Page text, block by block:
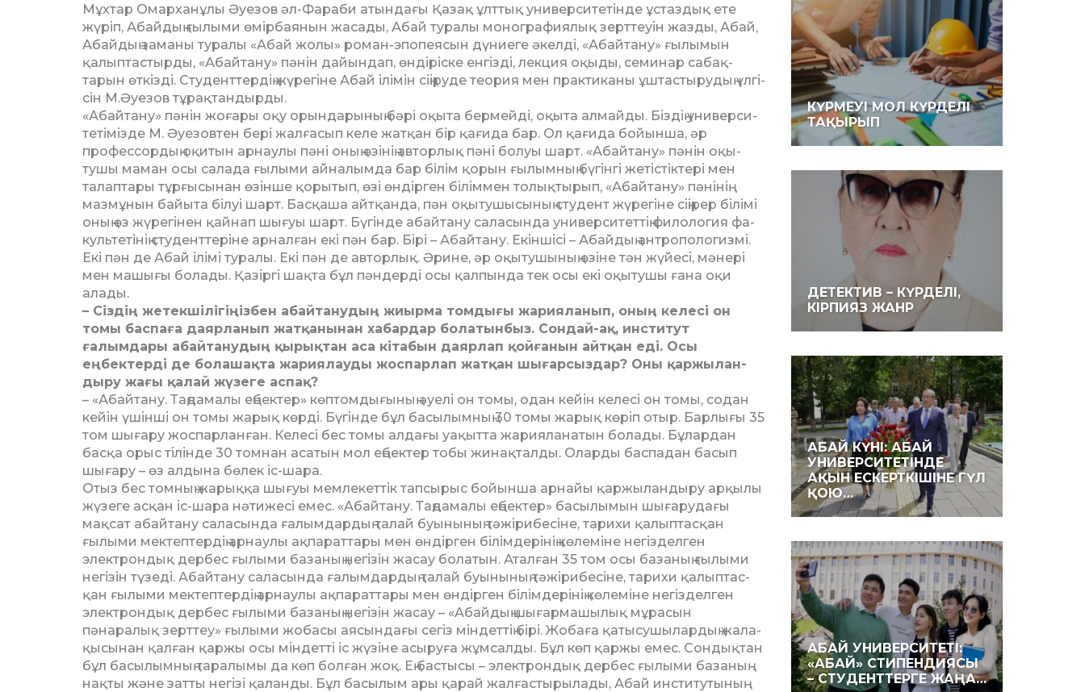
Мұхтар Омарханұлы Әуезов әл-Фараби атындағы Қазақ ұлттық университетінде ұстаздық ете
жүріп, Абайдың ғылыми өмірбаянын жасады, Абай туралы монографиялық зерттеуін жазды, Абай,
Абайдың заманы туралы «Абай жолы» роман-эпопеясын дүниеге әкелді, «Абайтану» ғылымын
қалыптастырды, «Абай­тану» пәнін дайындап, өндіріске ен­­гізді, лекция оқыды, семинар са­бақ­
тарын өткізді. Студенттердің жүре­гіне Абай ілімін сіңіруде теория мен практиканы ұштастырудың үлгі­
сін М.Әуезов тұрақтандырды.
«Абайтану» пәнін жоғары оқу орын­дарының бәрі оқыта бермейді, оқы­та алмайды. Біздің универси­
те­тімізде М. Әуезовтен бері жалғасып ке­ле жатқан бір қағида бар. Ол қағида бойынша, әр
профессордың оқитын ар­наулы пәні оның өзінің авторлық пә­ні болуы шарт. «Абайтану» пәнін оқы­
тушы маман осы салада ғылыми ай­­налымда бар білім қорын ғылым­ның бүгінгі жетістіктері мен
талап­та­ры тұрғысынан өзінше қорытып, өзі өндірген біліммен толықтырып, «Абай­тану» пәнінің
мазмұнын байыта білуі шарт. Басқаша айтқанда, пән оқы­тушысының студент жүрегіне сіңі­рер білімі
оның өз жүрегінен қай­нап шығуы шарт. Бүгінде абайтану са­ласында университеттің филология фа­
культетінің студенттеріне арналған екі пән бар. Бірі – Абайтану. Екіншісі – Абайдың антропологизмі.
Екі пән де Абай ілімі туралы. Екі пән де ав­тор­лық. Әрине, әр оқытушының өзі­не тән жүйесі, мәнері
мен машығы бо­лады. Қазіргі шақта бұл пәндерді осы қалпында тек осы екі оқытушы ға­на оқи
алады.
– Сіздің жетекшілігіңізбен абай­тану­дың жиырма томдығы жарияланып, оның келесі он
томы баспаға даярланып жатқанынан хабардар болатынбыз. Сон­дай-ақ, институт
ғалымдары абай­тану­дың қырықтан аса кітабын даярлап қой­ғанын айтқан еді. Осы
еңбектерді де болашақта жариялауды жоспарлап жат­қан шығарсыздар? Оны қаржы­лан­
дыру жағы қалай жүзеге аспақ?
– «Абайтану. Таңдамалы ең­бек­тер» көптомдығының әуелі он томы, одан кейін келесі он томы, содан
кейін үшінші он томы жарық көрді. Бү­гінде бұл басылымның 30 томы жа­рық көріп отыр. Барлығы 35
том шы­ғару жоспарланған. Келесі бес то­мы алдағы уақытта жарияланатын бо­лады. Бұлардан
басқа орыс тілінде 30 томнан асатын мол еңбектер тобы жи­нақталды. Оларды баспадан басып
шы­ғару – өз алдына бөлек іс-шара.
Отыз бес томның жарыққа шығуы мем­лекеттік тапсырыс бойынша ар­найы қаржыландыру арқылы
жүзеге ас­қан іс-шара нәтижесі емес. «Абай­тану. Таңдамалы еңбектер» ба­сы­лы­мын шығарудағы
мақсат абайтану са­ласында ғалымдардың талай буы­ны­ның тәжірибесіне, тарихи қалып­тас­қан
ғылыми мектептердің арнаулы ақ­параттары мен өндірген білім­де­рі­нің көлеміне негізделген
электрондық дер­бес ғылыми базаның негізін жасау бо­латын. Аталған 35 том осы базаның ғы­лыми
негізін түзеді. Абайтану са­ла­сында ғалымдардың талай буы­ны­ның тәжірибесіне, тарихи қалып­тас­
қан ғылыми мектептердің арнаулы ақ­параттары мен өндірген білім­де­рінің көлеміне негізделген
элект­рон­дық дербес ғылыми базаның негізін жа­сау – «Абайдың шығармашылық мұрасын
пәнаралық зерттеу» ғылыми жо­басы аясындағы сегіз міндеттің бірі. Жобаға қатысушылардың жала­
қы­сынан қалған қаржы осы міндетті іс жүзіне асыруға жұмсалды. Бұл көп қар­жы емес. Сондықтан
бұл басы­лым­ның таралымы да көп болған жоқ. Ең бастысы – электрондық дер­бес ғылыми базаның
нақты және зат­ты негізі қаланды. Бұл басылым ары қарай жалғастырылады, Абай институтының
КҮРМЕУІ МОЛ КҮРДЕЛІ
ТАҚЫРЫП
ДЕТЕКТИВ – КҮРДЕЛІ,
КІРПИЯЗ ЖАНР
АБАЙ КҮНІ: АБАЙ
УНИВЕРСИТЕТІНДЕ
АҚЫН ЕСКЕРТКІШІНЕ ГҮЛ
ҚОЮ…
АБАЙ УНИВЕРСИТЕТІ:
«АБАЙ» СТИПЕНДИЯСЫ
– СТУДЕНТТЕРГЕ ЖАҢА…